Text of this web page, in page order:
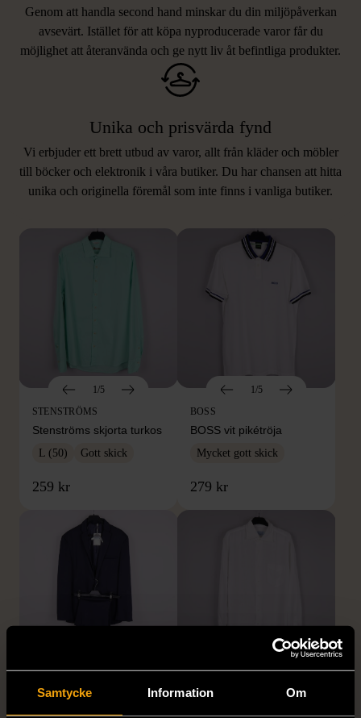
Samtycke Information Om
Genom att handla second hand minskar du din miljöpåverkan
avsevärt. Istället för att köpa nyproducerade varor får du
möjlighet att återanvända och ge nytt liv åt befintliga produkter.
Unika och prisvärda fynd
Vi erbjuder ett brett utbud av varor, allt från kläder och möbler
till böcker och elektronik i våra butiker. Du har chansen att hitta
unika och originella föremål som inte finns i vanliga butiker.
LIKNANDE PRODUKTER
Hitta produkter som påminner om denna
1/5
STENSTRÖMS
Stenströms skjorta turkos
L (50) Gott skick
259 kr
1/5
BOSS
BOSS vit pikétröja
Mycket gott skick
279 kr
1/5
BY TEESHOPPEN
By TeeShoppen 2-delar
1/5
HILDITCH & KEY